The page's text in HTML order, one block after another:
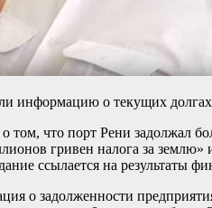
информацию о текущих
том, что порт Рени задолжал
гривен налога за
ссылается на результаты
о задолженности